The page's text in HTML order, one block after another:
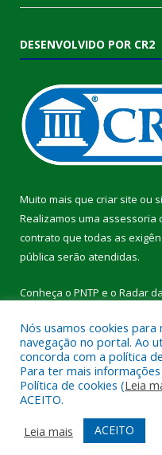
DESENVOLVIDO POR CR2
Muito mais que criar site ou
Realizamos uma assessoria
contrato que todas as
pública serão atendidas.
Conheça o PNTP e o Radar
Todos os direitos
Mapa do Site
Acessar
Acessar Webmail
Nós usamos cookies
navegação no portal. Ao
concorda com a política
Para ter mais
Política de cookies (Leia
ACEITO.
Leia mais
ACEITO